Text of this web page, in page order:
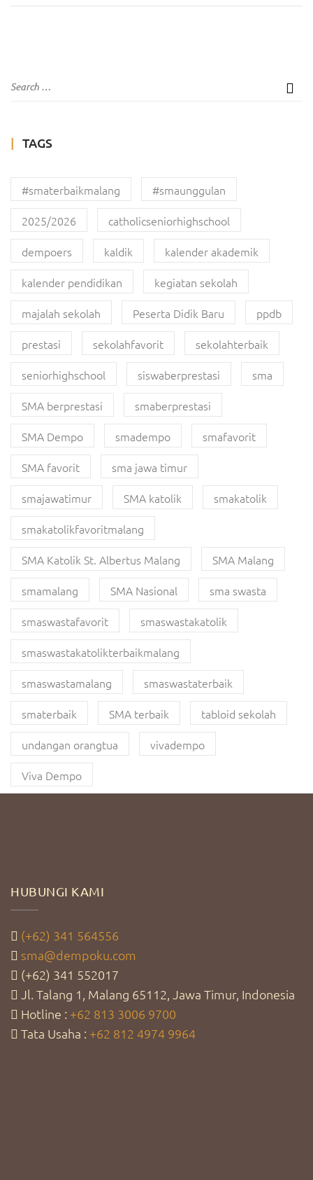
TAGS
#smaterbaikmalang
#smaunggulan
2025/2026
catholicseniorhighschool
dempoers
kaldik
kalender akademik
kalender pendidikan
kegiatan sekolah
majalah sekolah
Peserta Didik Baru
ppdb
prestasi
sekolahfavorit
sekolahterbaik
seniorhighschool
siswaberprestasi
sma
SMA berprestasi
smaberprestasi
SMA Dempo
smadempo
smafavorit
SMA favorit
sma jawa timur
smajawatimur
SMA katolik
smakatolik
smakatolikfavoritmalang
SMA Katolik St. Albertus Malang
SMA Malang
smamalang
SMA Nasional
sma swasta
smaswastafavorit
smaswastakatolik
smaswastakatolikterbaikmalang
smaswastamalang
smaswastaterbaik
smaterbaik
SMA terbaik
tabloid sekolah
undangan orangtua
vivadempo
Viva Dempo
HUBUNGI KAMI
(+62) 341 564556
sma@dempoku.com
(+62) 341 552017
Jl. Talang 1, Malang 65112, Jawa Timur, Indonesia
Hotline : +62 813 3006 9700
Tata Usaha : +62 812 4974 9964